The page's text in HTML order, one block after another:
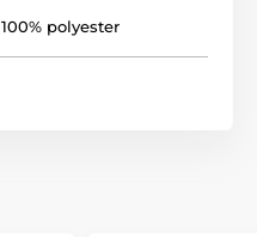
100% polyester